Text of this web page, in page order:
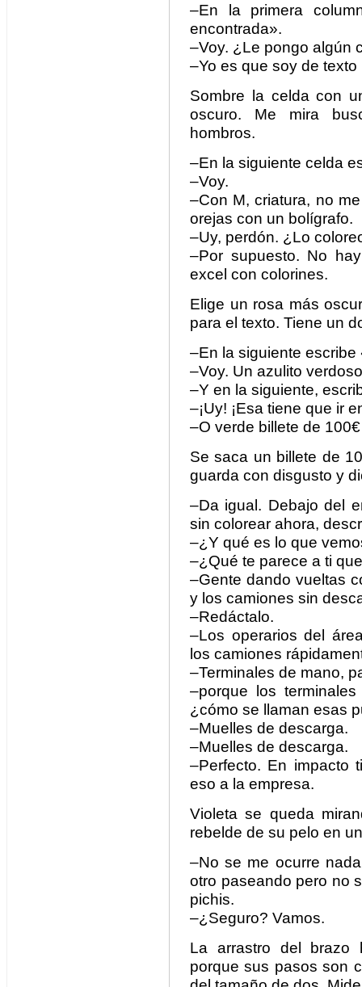
–En la primera
encontrada».
–Voy. ¿Le pongo algún
–Yo es que soy de
Sombre la celda con
oscuro. Me mira
hombros.
–En la siguiente celda
–Voy.
–Con M, criatura, no
orejas con un bolígrafo.
–Uy, perdón. ¿Lo
–Por supuesto. No
excel con colorines.
Elige un rosa más
para el texto. Tiene un
–En la siguiente
–Voy. Un azulito
–Y en la siguiente,
–¡Uy! ¡Esa tiene que ir
–O verde billete de 100€
Se saca un billete de
guarda con disgusto y
–Da igual. Debajo del
sin colorear ahora,
–¿Y qué es lo que
–¿Qué te parece a ti
–Gente dando vueltas
y los camiones sin
–Redáctalo.
–Los operarios del
los camiones
–Terminales de mano,
–porque los
¿cómo se llaman esas
–Muelles de descarga.
–Muelles de descarga.
–Perfecto. En impacto
eso a la empresa.
Violeta se queda
rebelde de su pelo en
–No se me ocurre
otro paseando pero no
pichis.
–¿Seguro? Vamos.
La arrastro del brazo
porque sus pasos son